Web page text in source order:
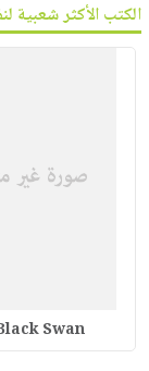
الكتب الأكثر شعبية
Swan